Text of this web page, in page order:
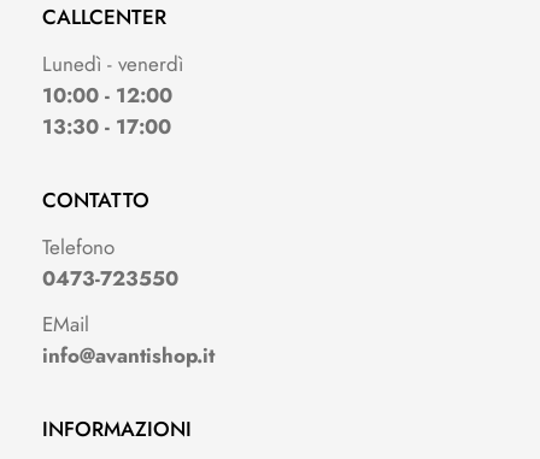
CALLCENTER
Lunedì - venerdì
10:00 - 12:00
13:30 - 17:00
CONTATTO
Telefono
0473-723550
EMail
info@avantishop.it
INFORMAZIONI